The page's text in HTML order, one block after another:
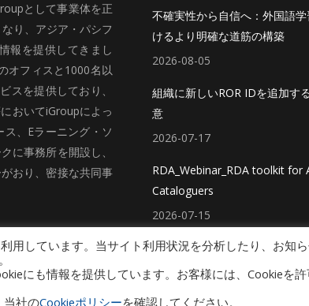
として事業体を正
り、アジア・パシフ
報を提供してきまし
オフィスと1000名以
スを提供しており、
おいてiGroupによっ
、Eラーニング・ソ
に事務所を開設し、
おり、密接な共同事
不確実性から自信へ：外国語
けるより明確な道筋の構築
2026-08-05
組織に新しいROR IDを追加す
意
2026-07-17
RDA_Webinar_RDA toolkit for
Cataloguers
2026-07-15
シーポリシー（個人情報保護方針） Copyright © 2026 iGroup
用しています。当サイト利用状況を分析したり、お知
にも情報を提供しています。お客様には、Cookieを
当社のCookieポリシーを確認してください。